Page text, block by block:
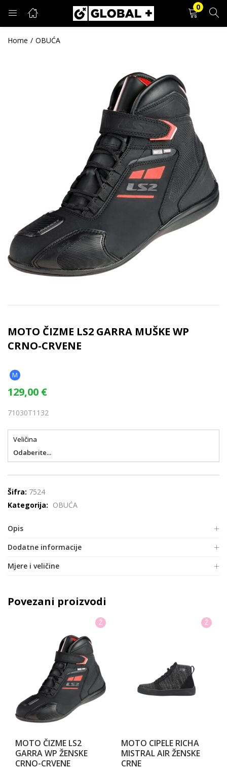
0
PRIJAVA REGISTRACIJA
Unesite svoje korisničko ime i lozinku.
Prijava
Zaboravljena lozinka?
Home OBUĆA
MOTO ČIZME LS2 GARRA MUŠKE WP
CRNO-CRVENE
M
129,00 €
71030T1132
Veličina
Odaberite...
Šifra: 7524
Kategorija: OBUĆA
Opis
Dodatne informacije
Mjere i veličine
Povezani proizvodi
Ž
MOTO ČIZME LS2
GARRA WP ŽENSKE
CRNO-CRVENE
Ž
MOTO CIPELE RICHA
MISTRAL AIR ŽENSKE
CRNE